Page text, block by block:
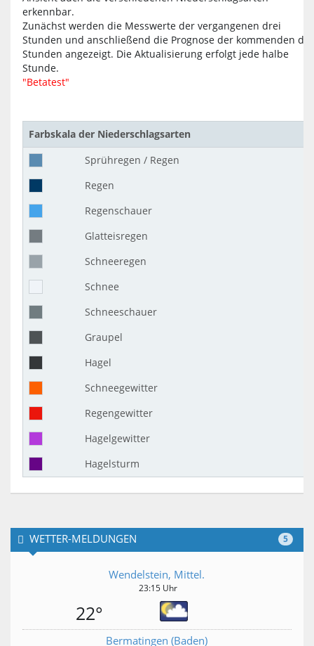
erkennbar.
Zunächst werden die Messwerte der vergangenen drei
Stunden und anschließend die Prognose der kommenden
Stunden angezeigt. Die Aktualisierung erfolgt jede halbe
Stunde.
"Betatest"
Farbskala der Niederschlagsarten
Sprühregen / Regen
Regen
Regenschauer
Glatteisregen
Schneeregen
Schnee
Schneeschauer
Graupel
Hagel
Schneegewitter
Regengewitter
Hagelgewitter
Hagelsturm
5
WETTER-MELDUNGEN
Wendelstein, Mittel.
23:15 Uhr
22°
Bermatingen (Baden)